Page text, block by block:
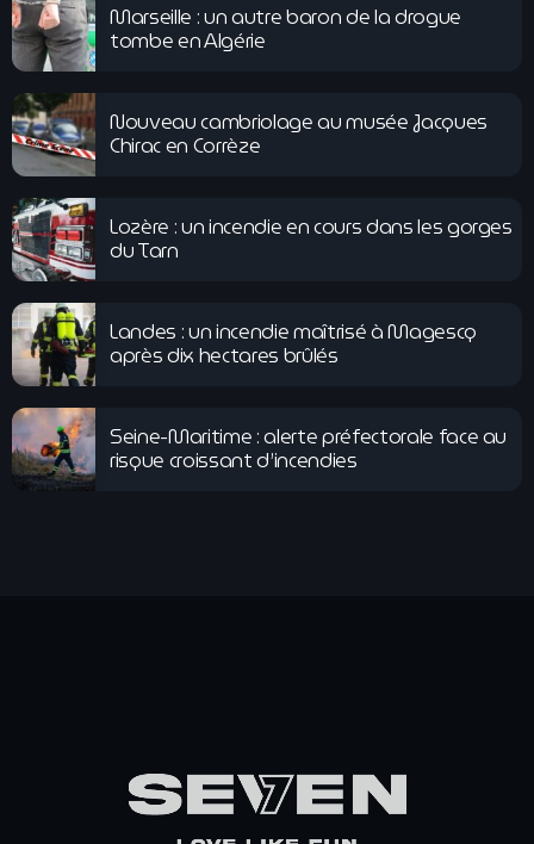
Marseille : un autre baron de la drogue
tombe en Algérie
Nouveau cambriolage au musée Jacques
Chirac en Corrèze
Lozère : un incendie en cours dans les gorges
du Tarn
Landes : un incendie maîtrisé à Magescq
après dix hectares brûlés
Seine-Maritime : alerte préfectorale face au
risque croissant d’incendies